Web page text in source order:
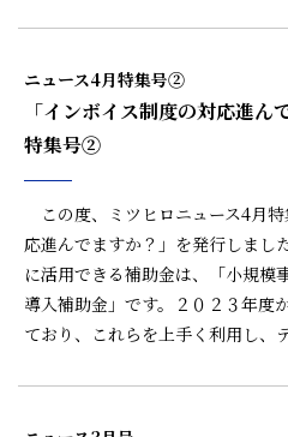
ニュース4月特集号②
「インボイス制度の対応進ん
特集号②
この度、ミツヒロニュース4月
応進んでますか？」を発行しまし
に活用できる補助金は、「小規模
導入補助金」です。２０２３年度
ており、これらを上手く利用し、